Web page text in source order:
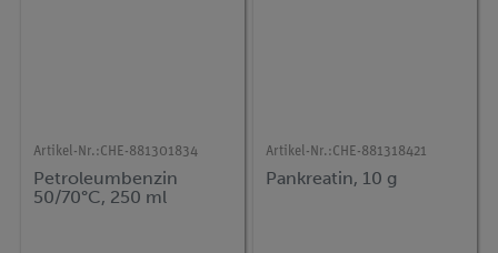
Artikel-Nr.:CHE-881301834
Petroleumbenzin
50/70°C, 250 ml
Artikel-Nr.:CHE-881318421
Pankreatin, 10 g